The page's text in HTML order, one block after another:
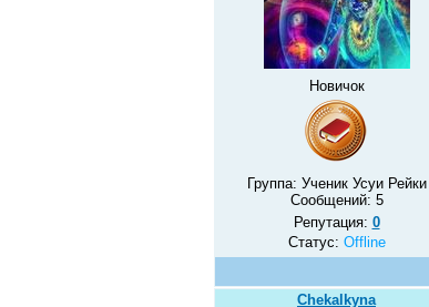
Новичок
Группа: Ученик Усуи Рейки
Сообщений: 5
Репутация: 0
Статус: Offline
Chekalkyna